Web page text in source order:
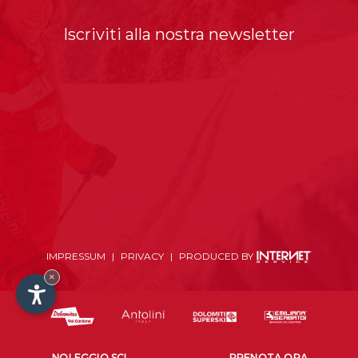
Iscriviti alla nostra newsletter
IMPRESSUM | PRIVACY | PRODUCED BY
×